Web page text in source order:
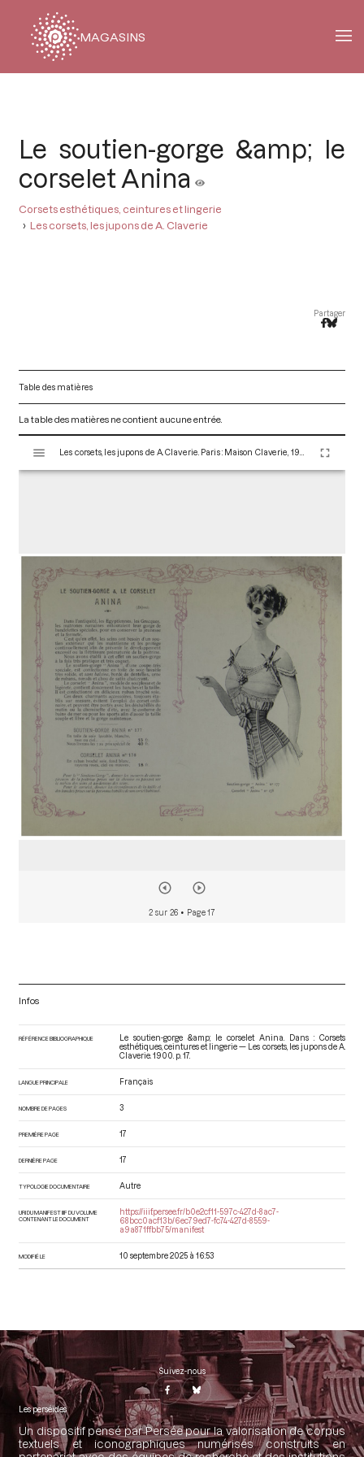
MAGASINS
Le soutien-gorge &amp; le
corselet Anina
Corsets esthétiques, ceintures et lingerie
Les corsets, les jupons de A. Claverie
Partager
Table des matières
La table des matières ne contient aucune entrée.
s
2 sur 26 • Page 17
Infos
RÉFÉRENCE BIBLIOGRAPHIQUE
Le soutien-gorge &amp; le corselet Anina. Dans : Corsets
esthétiques, ceintures et lingerie — Les corsets, les jupons de A.
Claverie . 1900. p. 17.
LANGUE PRINCIPALE Français
NOMBRE DE PAGES 3
PREMIÈRE PAGE 17
DERNIÈRE PAGE 17
TYPOLOGIE DOCUMENTAIRE Autre
URI DU MANIFEST IIIF DU VOLUME
CONTENANT LE DOCUMENT
https://iiif.persee.fr/b0e2cf11-597c-427d-8ac7-
68bcc0acf13b/6ec79ed7-fc74-427d-8559-
a9a871ffbb75/manifest
MODIFIÉ LE 10 septembre 2025 à 16:53
Suivez-nous
Les perséides
Un dispositif pensé par Persée pour la valorisation de corpus
textuels et iconographiques numérisés construits en